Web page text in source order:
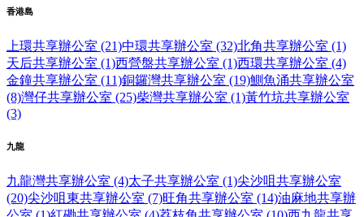
香港島
上環共享辦公室 (21)中環共享辦公室 (32)北角共享辦公室 (1)
天后共享辦公室 (1)西營盤共享辦公室 (1)西環共享辦公室 (4)
金鐘共享辦公室 (11)銅鑼灣共享辦公室 (19)鰂魚涌共享辦公室
(8)灣仔共享辦公室 (25)柴灣共享辦公室 (1)黃竹坑共享辦公室
(3)
九龍
九龍灣共享辦公室 (4)太子共享辦公室 (1)尖沙咀共享辦公室
(20)尖沙咀東共享辦公室 (7)旺角共享辦公室 (14)油麻地共享辦